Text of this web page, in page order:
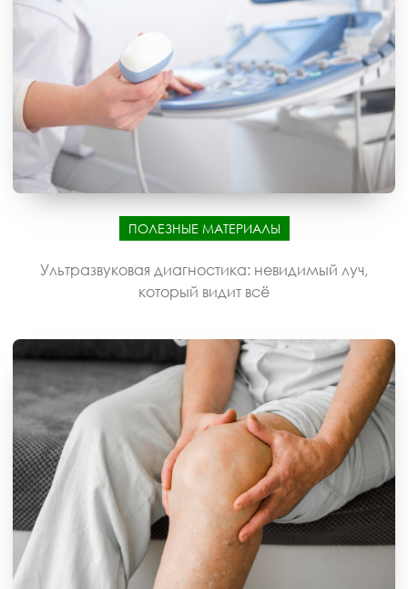
ПОЛЕЗНЫЕ МАТЕРИАЛЫ
Ультразвуковая диагностика: невидимый луч,
который видит всё